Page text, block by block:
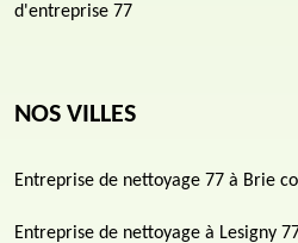
d'entreprise 77
NOS VILLES
Entreprise de nettoyage 77 à Brie
Entreprise de nettoyage à Lesigny